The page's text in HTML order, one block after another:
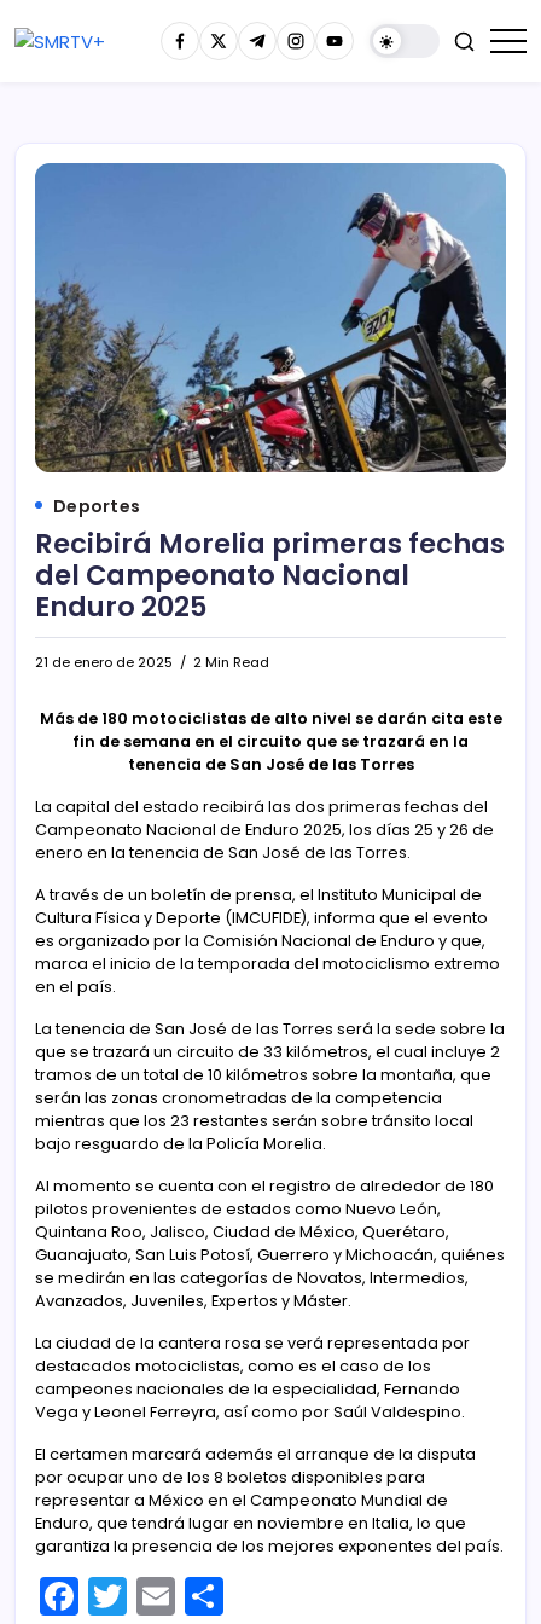
Deportes
Recibirá Morelia primeras fechas
del Campeonato Nacional
Enduro 2025
21 de enero de 2025 2 Min Read
Más de 180 motociclistas de alto nivel se darán cita este
fin de semana en el circuito que se trazará en la
tenencia de San José de las Torres
La capital del estado recibirá las dos primeras fechas del
Campeonato Nacional de Enduro 2025, los días 25 y 26 de
enero en la tenencia de San José de las Torres.
A través de un boletín de prensa, el Instituto Municipal de
Cultura Física y Deporte (IMCUFIDE), informa que el evento
es organizado por la Comisión Nacional de Enduro y que,
marca el inicio de la temporada del motociclismo extremo
en el país.
La tenencia de San José de las Torres será la sede sobre la
que se trazará un circuito de 33 kilómetros, el cual incluye 2
tramos de un total de 10 kilómetros sobre la montaña, que
serán las zonas cronometradas de la competencia
mientras que los 23 restantes serán sobre tránsito local
bajo resguardo de la Policía Morelia.
Al momento se cuenta con el registro de alrededor de 180
pilotos provenientes de estados como Nuevo León,
Quintana Roo, Jalisco, Ciudad de México, Querétaro,
Guanajuato, San Luis Potosí, Guerrero y Michoacán, quiénes
se medirán en las categorías de Novatos, Intermedios,
Avanzados, Juveniles, Expertos y Máster.
La ciudad de la cantera rosa se verá representada por
destacados motociclistas, como es el caso de los
campeones nacionales de la especialidad, Fernando
Vega y Leonel Ferreyra, así como por Saúl Valdespino.
El certamen marcará además el arranque de la disputa
por ocupar uno de los 8 boletos disponibles para
representar a México en el Campeonato Mundial de
Enduro, que tendrá lugar en noviembre en Italia, lo que
garantiza la presencia de los mejores exponentes del país.
F T E